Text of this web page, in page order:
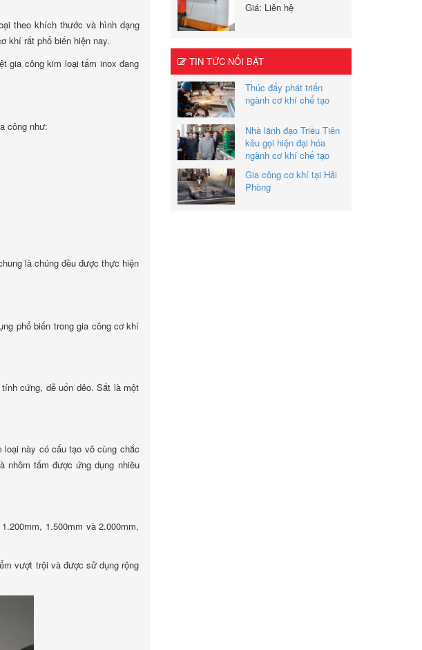
theo khích thước và hình dạng
khí rất phổ biến hiện nay.
gia công kim loại tấm inox đang
công như:
là chúng đều được thực hiện
phổ biến trong gia công cơ khí
cứng, dễ uốn dẻo. Sắt là một
này có cấu tạo vô cùng chắc
nhôm tấm được ứng dụng nhiều
1.500mm và 2.000mm,
vượt trội và được sử dụng rộng
Giá: Liên hệ
TIN TỨC NỔI BẬT
Thúc đẩy phát triển
ngành cơ khí chế tạo
Nhà lãnh đạo Triều Tiên
kêu gọi hiện đại hóa
ngành cơ khí chế tạo
Gia công cơ khí tại Hải
Phòng